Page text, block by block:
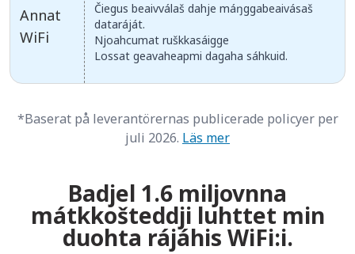
Annat
WiFi
Čiegus beaivválaš dahje máŋggabeaivásaš
dataráját.
Njoahcumat ruškkasáigge
Lossat geavaheapmi dagaha sáhkuid.
*Baserat på leverantörernas publicerade policyer per
juli 2026. Läs mer
Badjel 1.6 miljovnna
mátkkošteddji luhttet min
duohta rájáhis WiFi:i.